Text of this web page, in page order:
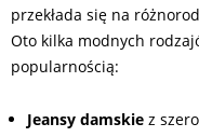
przekłada się na
Oto kilka modnych
popularnością:
Jeansy damskie z